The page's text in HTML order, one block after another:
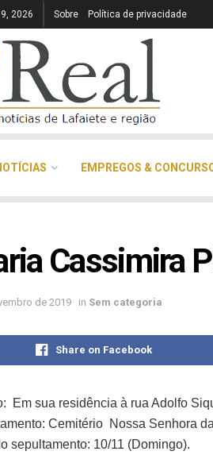
2026 Sobre Política de privacidade
EMPREGOS &
Cassimira
de 2019 in Sem categoria
Share on Facebook
Em sua residência à rua Adolfo
Cemitério Nossa Senhora
sepultamento: 10/11 (Domingo).